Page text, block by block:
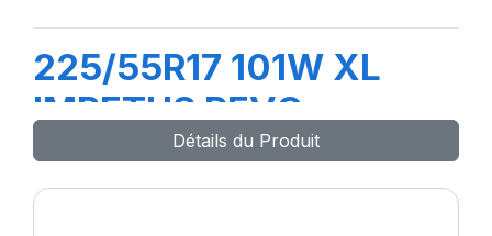
225/55R17 101W XL
IMPETUS REVO
Détails du Produit